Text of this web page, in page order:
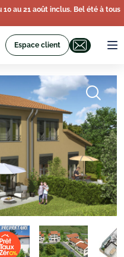
au 21 août inclus. Bel été à tous
Espace client